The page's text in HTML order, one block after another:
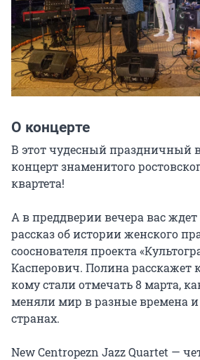
О концерте
В этот чудесный праздничный
концерт знаменитого
квартета!
А в преддверии вечера вас
рассказ об истории женского
сооснователя проекта
Касперович. Полина расскажет
кому стали отмечать 8 марта,
меняли мир в разные времена
странах.
New Centropezn Jazz Quartet —